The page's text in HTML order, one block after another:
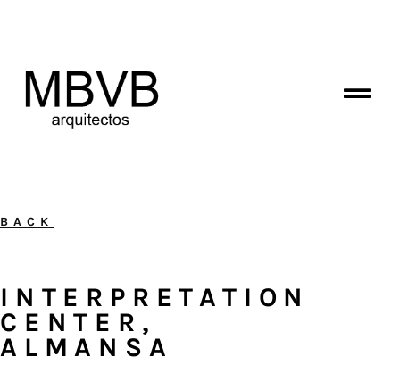
BACK
INTERPRETATION
CENTER,
ALMANSA